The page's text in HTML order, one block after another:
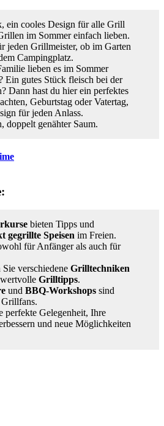
ein cooles Design für alle Grill
im Sommer einfach lieben.
jeden Grillmeister, ob im Garten
Campingplatz.
lieben es im Sommer
Ein gutes Stück fleisch bei der
Dann hast du hier ein perfektes
Geburtstag oder Vatertag,
für jeden Anlass.
doppelt genähter Saum.
bieten Tipps und
gegrillte Speisen im Freien.
für Anfänger als auch für
verschiedene Grilltechniken
Grilltipps.
und BBQ-Workshops sind
perfekte Gelegenheit, Ihre
und neue Möglichkeiten